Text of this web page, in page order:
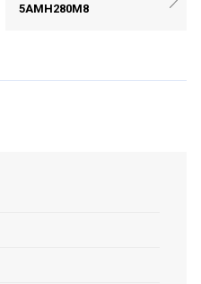
5АМН280М8